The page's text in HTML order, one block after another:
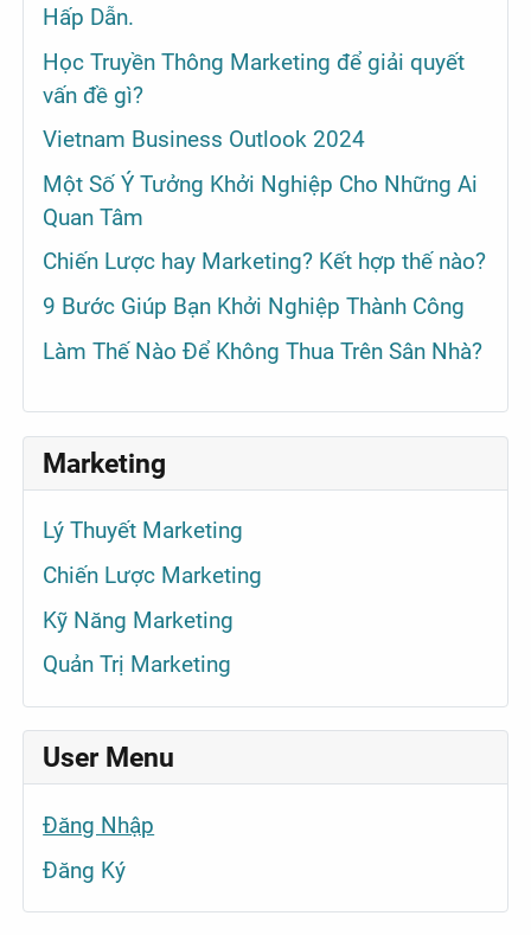
Hấp Dẫn.
Học Truyền Thông Marketing để giải quyết
vấn đề gì?
Vietnam Business Outlook 2024
Một Số Ý Tưởng Khởi Nghiệp Cho Những Ai
Quan Tâm
Chiến Lược hay Marketing? Kết hợp thế nào?
9 Bước Giúp Bạn Khởi Nghiệp Thành Công
Làm Thế Nào Để Không Thua Trên Sân Nhà?
Marketing
Lý Thuyết Marketing
Chiến Lược Marketing
Kỹ Năng Marketing
Quản Trị Marketing
User Menu
Đăng Nhập
Đăng Ký